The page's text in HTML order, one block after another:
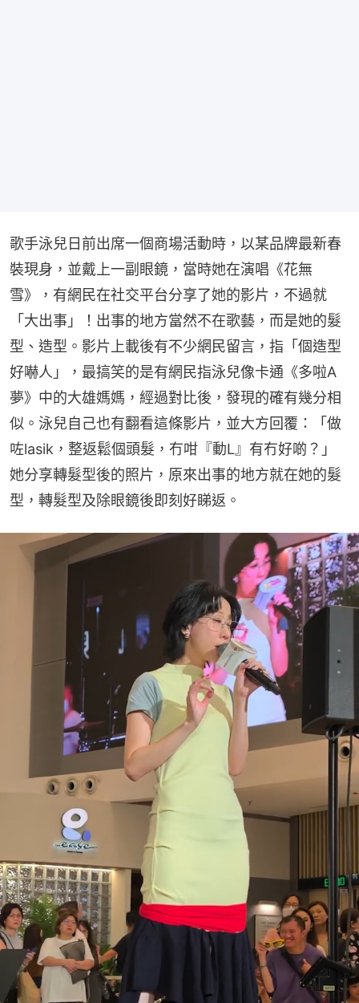
歌手泳兒日前出席一個商場活動時，以某品牌最新春
裝現身，並戴上一副眼鏡，當時她在演唱《花無
雪》，有網民在社交平台分享了她的影片，不過就
「大出事」！出事的地方當然不在歌藝，而是她的髮
型、造型。影片上載後有不少網民留言，指「個造型
好嚇人」，最搞笑的是有網民指泳兒像卡通《多啦A
夢》中的大雄媽媽，經過對比後，發現的確有幾分相
似。泳兒自己也有翻看這條影片，並大方回覆：「做
咗lasik，整返鬆個頭髮，冇咁『動L』有冇好啲？」
她分享轉髮型後的照片，原來出事的地方就在她的髮
型，轉髮型及除眼鏡後即刻好睇返。